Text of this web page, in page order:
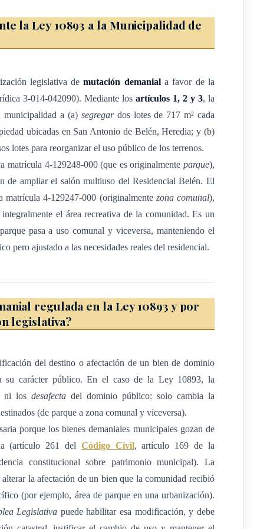
número tres- cero uno cuatro- cero cuatro dos cero
de la finca madre de su propiedad, inscrita en el folio real
1°, San Antonio, cantón 7°, Belén, provincia de Heredia;
novecientos setenta metros con setenta y siete decímetros
Chile; área de reserva de Alberto Alfaro Espinoza, todos
Monde, al este con Municipalidad de Belén y Juan
en parte calle Colombia y en parte Bloque O.
describe: es parte de la finca propiedad de la Municipalidad de
partido de Heredia, matrícula de folio número cuatro-
4-129247-000 ), ubicado en el distrito 1°, San Antonio,
de terreno que se describe: terreno destinado a zona
cuadrados (717 m2); colinda al norte con calle pública, al
de la Municipalidad de Belén, inscrita en el Registro
de folio real número cuatro- uno dos nueve dos cuatro
en el distrito 1°, San Antonio, cantón 7°, Belén, de la
un área de setecientos diecisiete metros cuadrados (717 m2),
(Avenida Brasil), al sur con Municipalidad de Belén, al
de Belén, plano catastrado n.º H- cuatro dos tres
2023), inmueble que muta su naturaleza demanial a zona
la Ley 10893 a la Municipalidad de
legislativa demutación demaniala favor de la
3-014-042090). Mediante los artículos 1, 2 y 3, la
municipalidad a (a) segregardos lotes de 717 m² cada
ubicadas en San Antonio de Belén, Heredia; y (b)
lotes para reorganizar el uso público de los terrenos.
matrícula 4-129248-000 (que es originalmente parque),
de ampliar el salón multiuso del Residencial Belén. El
matrícula 4-129247-000 (originalmente zona comunal),
el área recreativa de la comunidad. Es un
pasa a uso comunal y viceversa, manteniendo el
pero ajustado a las necesidades reales del residencial.
regulada en la Ley 10893 y por
legislativa?
del destino o afectación de un bien de dominio
su carácter público. En el caso de la Ley 10893, la
ni los desafectadel dominio público: solo cambia la
(de parque a zona comunal y viceversa).
porque los bienes demaniales municipales gozan de
(artículo 261 del Código Civil, artículo 169 de la
constitucional sobre patrimonio municipal). La
la afectación de un bien que la comunidad recibió
(por ejemplo, área de parque en una urbanización).
Legislativa puede habilitar esa modificación, y debe